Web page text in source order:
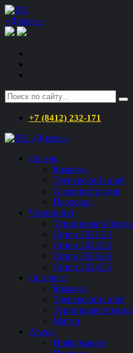
+7 (8412) 232-171
Дизель
Команда
Тренерский штаб
Администрация
Персонал
Чемпионат
Турнирная таблица
Сезон 2021/22
Сезон 2022/23
Сезон 2023/24
Сезон 2024/25
Дизелист
Команда
Тренерский штаб
Турнирная таблица
Матчи
Арена
Информация